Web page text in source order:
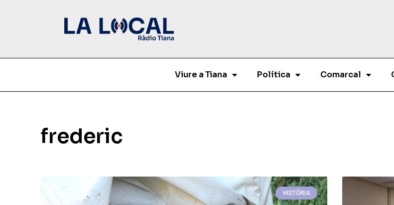
Viure a Tiana Política Comarcal
frederic
HISTÒRIA